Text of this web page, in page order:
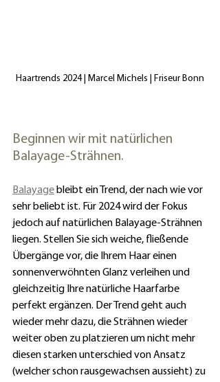
Haartrends 2024 | Marcel Michels | Friseur Bonn
Beginnen wir mit natürlichen
Balayage-Strähnen.
Balayage bleibt ein Trend, der nach wie vor
sehr beliebt ist. Für 2024 wird der Fokus
jedoch auf natürlichen Balayage-Strähnen
liegen. Stellen Sie sich weiche, fließende
Übergänge vor, die Ihrem Haar einen
sonnenverwöhnten Glanz verleihen und
gleichzeitig Ihre natürliche Haarfarbe
perfekt ergänzen. Der Trend geht auch
wieder mehr dazu, die Strähnen wieder
weiter oben zu platzieren um nicht mehr
diesen starken unterschied von Ansatz
(welcher schon rausgewachsen aussieht) zu